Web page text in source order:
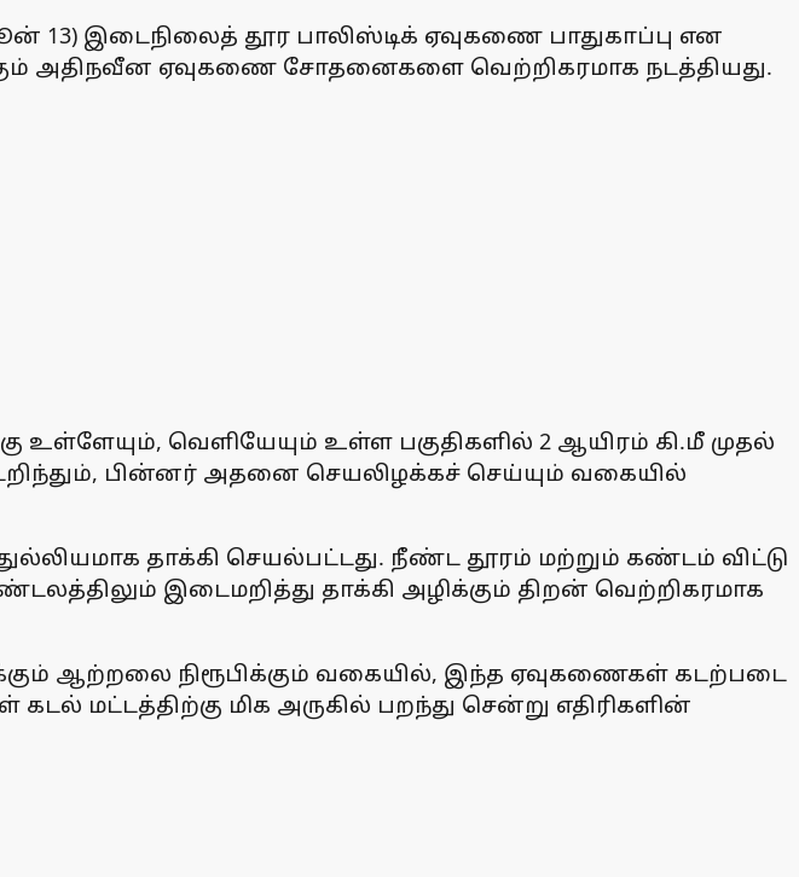
13) இடைநிலைத் தூர பாலிஸ்டிக் ஏவுகணை பாதுகாப்பு என
அதிநவீன ஏவுகணை சோதனைகளை வெற்றிகரமாக நடத்தியது.
வெளியேயும் உள்ள பகுதிகளில் 2 ஆயிரம் கி.மீ முதல்
பின்னர் அதனை செயலிழக்கச் செய்யும் வகையில்
தாக்கி செயல்பட்டது. நீண்ட தூரம் மற்றும் கண்டம் விட்டு
இடைமறித்து தாக்கி அழிக்கும் திறன் வெற்றிகரமாக
ஆற்றலை நிரூபிக்கும் வகையில், இந்த ஏவுகணைகள் கடற்படை
மட்டத்திற்கு மிக அருகில் பறந்து சென்று எதிரிகளின்